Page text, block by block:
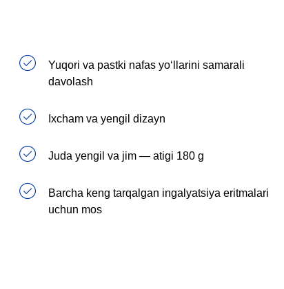
Yuqori va pastki nafas yo‘llarini samarali
davolash
Ixcham va yengil dizayn
Juda yengil va jim — atigi 180 g
Barcha keng tarqalgan ingalyatsiya eritmalari
uchun mos